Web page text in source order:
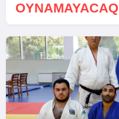
OYNAMAYACAQ